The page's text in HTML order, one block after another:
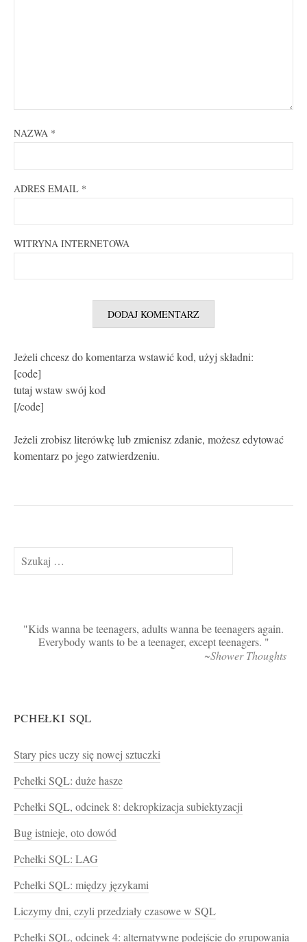
NAZWA *
ADRES EMAIL *
WITRYNA INTERNETOWA
Jeżeli chcesz do komentarza wstawić kod, użyj składni:
[code]
tutaj wstaw swój kod
[/code]
Jeżeli zrobisz literówkę lub zmienisz zdanie, możesz edytować
komentarz po jego zatwierdzeniu.
Szukaj:
Kids wanna be teenagers, adults wanna be teenagers again.
Everybody wants to be a teenager, except teenagers.
~Shower Thoughts
PCHEŁKI SQL
Stary pies uczy się nowej sztuczki
Pchełki SQL: duże hasze
Pchełki SQL, odcinek 8: dekropkizacja subiektyzacji
Bug istnieje, oto dowód
Pchełki SQL: LAG
Pchełki SQL: między językami
Liczymy dni, czyli przedziały czasowe w SQL
Pchełki SQL, odcinek 4: alternatywne podejście do grupowania